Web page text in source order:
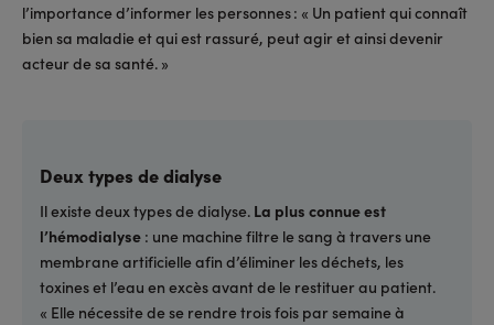
l’importance d’informer les personnes : « Un patient qui connaît
bien sa maladie et qui est rassuré, peut agir et ainsi devenir
acteur de sa santé. »
Deux types de dialyse
Il existe deux types de dialyse. La plus connue est
l’hémodialyse : une machine filtre le sang à travers une
membrane artificielle afin d’éliminer les déchets, les
toxines et l’eau en excès avant de le restituer au patient.
« Elle nécessite de se rendre trois fois par semaine à